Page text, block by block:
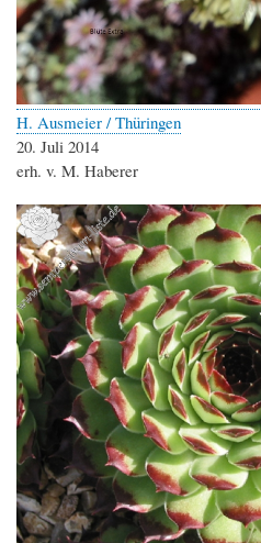
H. Ausmeier / Thüringen
20. Juli 2014
erh. v. M. Haberer